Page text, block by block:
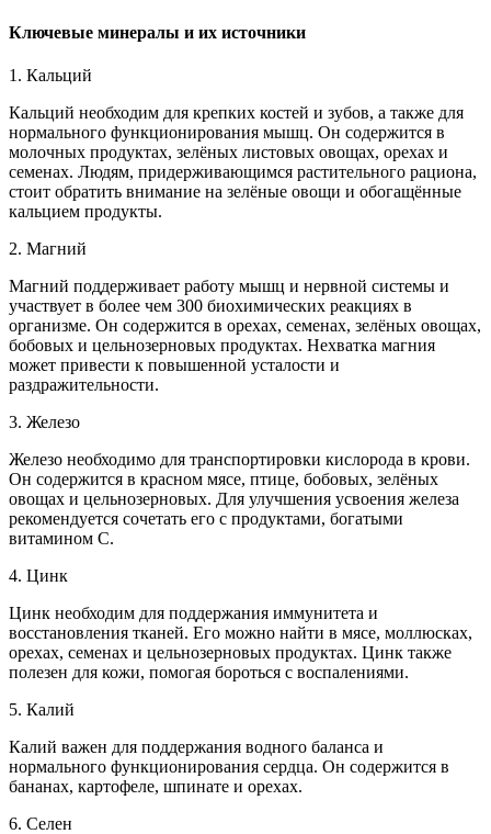
Ключевые минералы и их источники
1. Кальций
Кальций необходим для крепких костей и зубов, а также для
нормального функционирования мышц. Он содержится в
молочных продуктах, зелёных листовых овощах, орехах и
семенах. Людям, придерживающимся растительного рациона,
стоит обратить внимание на зелёные овощи и обогащённые
кальцием продукты.
2. Магний
Магний поддерживает работу мышц и нервной системы и
участвует в более чем 300 биохимических реакциях в
организме. Он содержится в орехах, семенах, зелёных овощах,
бобовых и цельнозерновых продуктах. Нехватка магния
может привести к повышенной усталости и
раздражительности.
3. Железо
Железо необходимо для транспортировки кислорода в крови.
Он содержится в красном мясе, птице, бобовых, зелёных
овощах и цельнозерновых. Для улучшения усвоения железа
рекомендуется сочетать его с продуктами, богатыми
витамином C.
4. Цинк
Цинк необходим для поддержания иммунитета и
восстановления тканей. Его можно найти в мясе, моллюсках,
орехах, семенах и цельнозерновых продуктах. Цинк также
полезен для кожи, помогая бороться с воспалениями.
5. Калий
Калий важен для поддержания водного баланса и
нормального функционирования сердца. Он содержится в
бананах, картофеле, шпинате и орехах.
6. Селен